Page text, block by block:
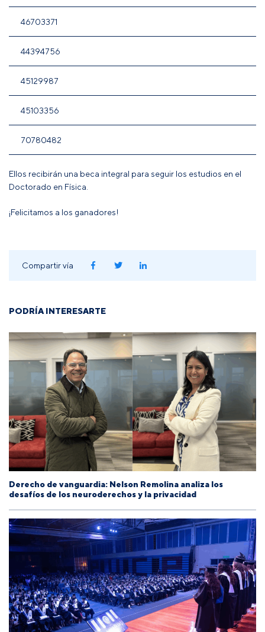
46703371
44394756
45129987
45103356
70780482
Ellos recibirán una beca integral para seguir los estudios en el
Doctorado en Física.
¡Felicitamos a los ganadores!
Compartir vía
PODRÍA INTERESARTE
Derecho de vanguardia: Nelson Remolina analiza los
desafíos de los neuroderechos y la privacidad